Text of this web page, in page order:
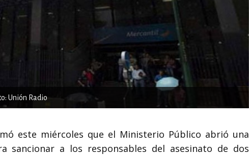
Unión Radio
este miércoles que el Ministerio Público abrió una
sancionar a los responsables del asesinato de dos